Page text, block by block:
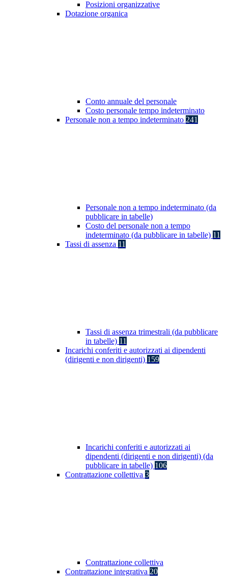
Posizioni organizzative
Dotazione organica
Conto annuale del personale
Costo personale tempo indeterminato
Personale non a tempo indeterminato 241
Personale non a tempo indeterminato (da
pubblicare in tabelle)
Costo del personale non a tempo
indeterminato (da pubblicare in tabelle) 11
Tassi di assenza 11
Tassi di assenza trimestrali (da pubblicare
in tabelle) 11
Incarichi conferiti e autorizzati ai dipendenti
(dirigenti e non dirigenti) 159
Incarichi conferiti e autorizzati ai
dipendenti (dirigenti e non dirigenti) (da
pubblicare in tabelle) 106
Contrattazione collettiva 3
Contrattazione collettiva
Contrattazione integrativa 20